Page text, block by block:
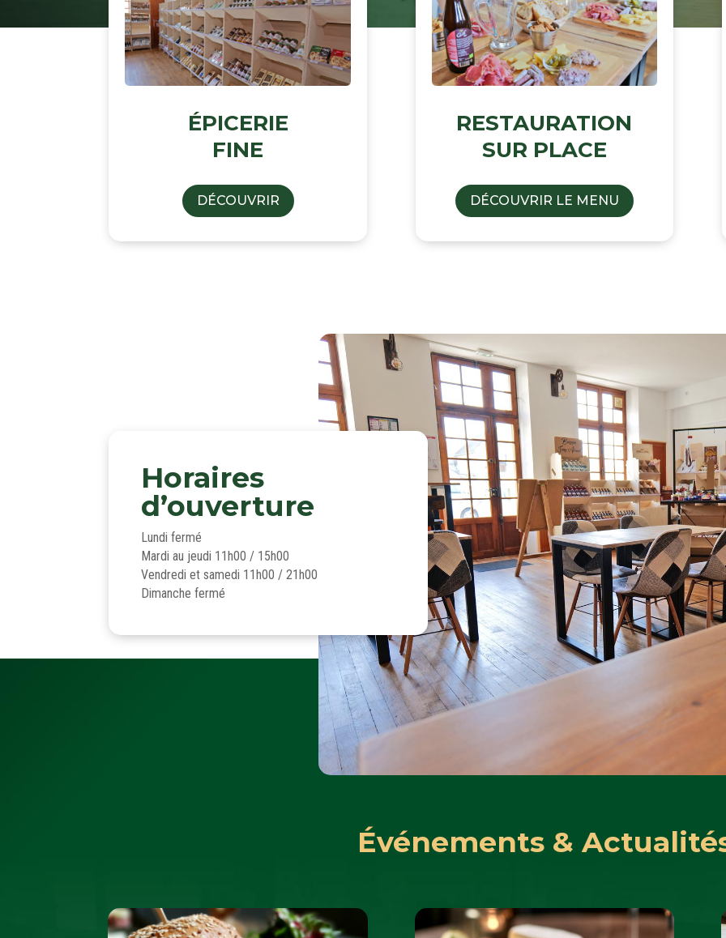
ÉPICERIE
FINE
DÉCOUVRIR
RESTAURATION
SUR PLACE
DÉCOUVRIR LE MENU
Horaires
d’ouverture
Lundi fermé
Mardi au jeudi 11h00 / 15h00
Vendredi et samedi 11h00 / 21h00
Dimanche fermé
Événements &